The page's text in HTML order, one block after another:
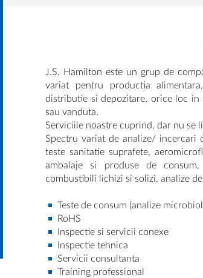
J.S. Hamilton este un grup de
variat pentru productia
distributie si depozitare, orice loc in
sau vanduta.
Serviciile noastre cuprind, dar nu se
Spectru variat de analize/ incercari
teste sanitatie suprafete,
ambalaje si produse de consum,
combustibili lichizi si solizi, analize
Teste de consum (analize
RoHS
Inspectie si servicii conexe
Inspectie tehnica
Servicii consultanta
Training professional